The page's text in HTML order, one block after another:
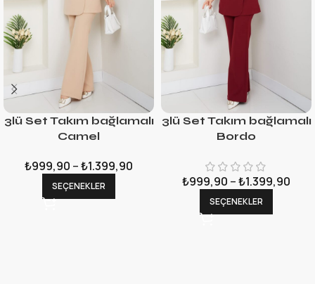
3lü Set Takım bağlamalı
Camel
₺999,90 –₺1.399,90
SEÇENEKLER
3lü Set Takım bağlamalı
Bordo
₺999,90 –₺1.399,90
SEÇENEKLER